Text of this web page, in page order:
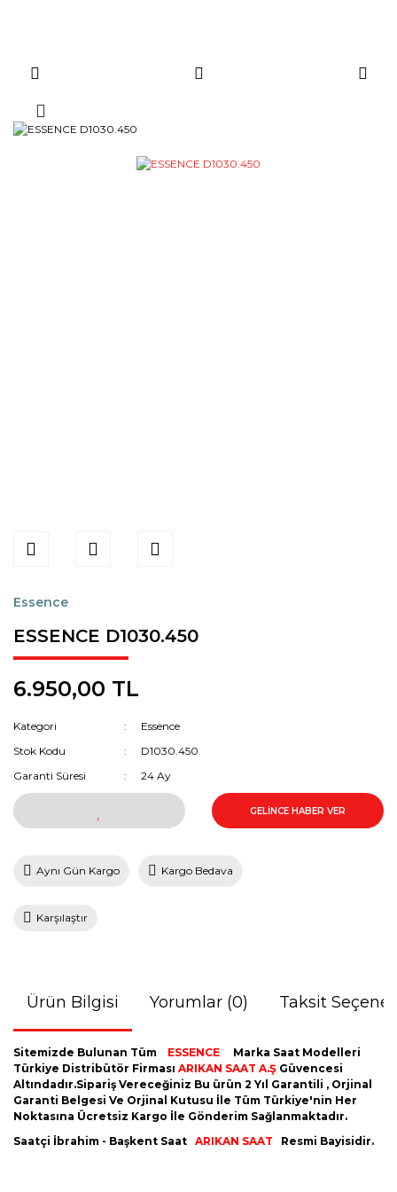
Essence
ESSENCE D1030.450
6.950,00 TL
Kategori
Essence
Stok Kodu
D1030.450
Garanti Süresi
24 Ay
GELİNCE HABER VER
Aynı Gün Kargo Kargo Bedava
Karşılaştır
Ürün Bilgisi Yorumlar (0) Taksit
Sitemizde Bulunan Tüm ESSENCE
Marka Saat Modelleri
Türkiye Distribütör Firması ARIKAN SAAT A.Ş Güvencesi
Altındadır.Sipariş Vereceğiniz Bu ürün 2 Yıl Garantili , Orjinal
Garanti Belgesi Ve Orjinal Kutusu İle Tüm Türkiye'nin Her
Noktasına Ücretsiz Kargo İle Gönderim Sağlanmaktadır.
Saatçi İbrahim - Başkent Saat ARIKAN SAAT Resmi Bayisidir.